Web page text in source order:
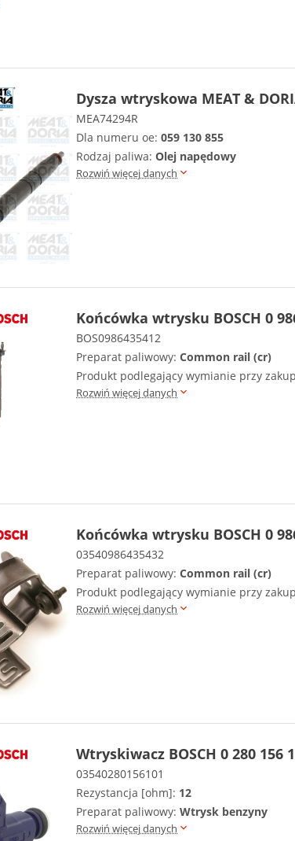
Dysza wtryskowa MEAT &
MEA74294R
Dla numeru oe: 059 130 855
Rodzaj paliwa: Olej napędowy
Rozwiń więcej danych
Końcówka wtrysku BOSCH 0
BOS0986435412
Preparat paliwowy: Common rail (cr)
Produkt podlegający wymianie przy
Rozwiń więcej danych
Końcówka wtrysku BOSCH 0
03540986435432
Preparat paliwowy: Common rail (cr)
Produkt podlegający wymianie przy
Rozwiń więcej danych
Wtryskiwacz BOSCH 0 280 156
03540280156101
Rezystancja [ohm]: 12
Preparat paliwowy: Wtrysk benzyny
Rozwiń więcej danych